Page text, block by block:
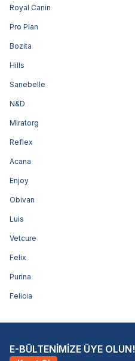
Royal Canin
Pro Plan
Bozita
Hills
Sanebelle
N&D
Miratorg
Reflex
Acana
Enjoy
Obivan
Luis
Vetcure
Felix
Purina
Felicia
E-BÜLTENİMİZE ÜYE OLUN!